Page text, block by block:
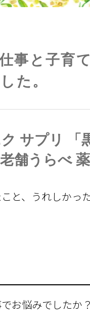
と子育て
た。
サプリ 「
舗うらべ
と、うれしかっ
お悩みでしたか？